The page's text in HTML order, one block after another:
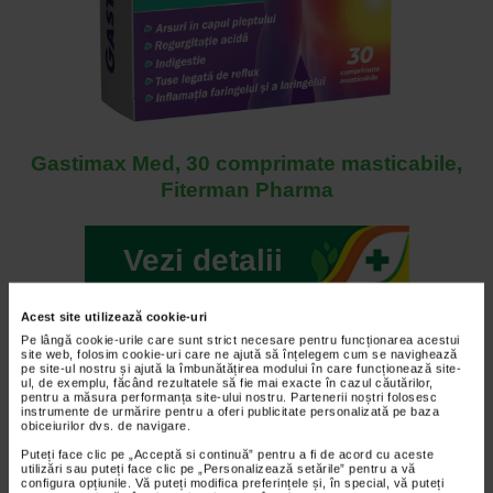
Acest site utilizează cookie-uri
Pe lângă cookie-urile care sunt strict necesare pentru funcționarea acestui
site web, folosim cookie-uri care ne ajută să înțelegem cum se navighează
pe site-ul nostru și ajută la îmbunătățirea modului în care funcționează site-
ul, de exemplu, făcând rezultatele să fie mai exacte în cazul căutărilor,
pentru a măsura performanța site-ului nostru. Partenerii noștri folosesc
instrumente de urmărire pentru a oferi publicitate personalizată pe baza
obiceiurilor dvs. de navigare.
Puteți face clic pe „Acceptă si continuă” pentru a fi de acord cu aceste
utilizări sau puteți face clic pe „Personalizează setările” pentru a vă
configura opțiunile. Vă puteți modifica preferințele și, în special, vă puteți
Gastimax Med, 30 comprimate masticabile,
Fiterman Pharma
Vezi detalii
Carnea slaba si pestele
Alimentele bogate in grasimi pot inrautati simptomele de
arsuri la stomac. Acest lucru se intampla pentru ca
alimentele grase, uleioase, au nevoie de mai mult timp
pentru a fi digerate. Printre aceste se numara: carnea
rosie, lactatele precum branzeturile si untul, ciocolata si